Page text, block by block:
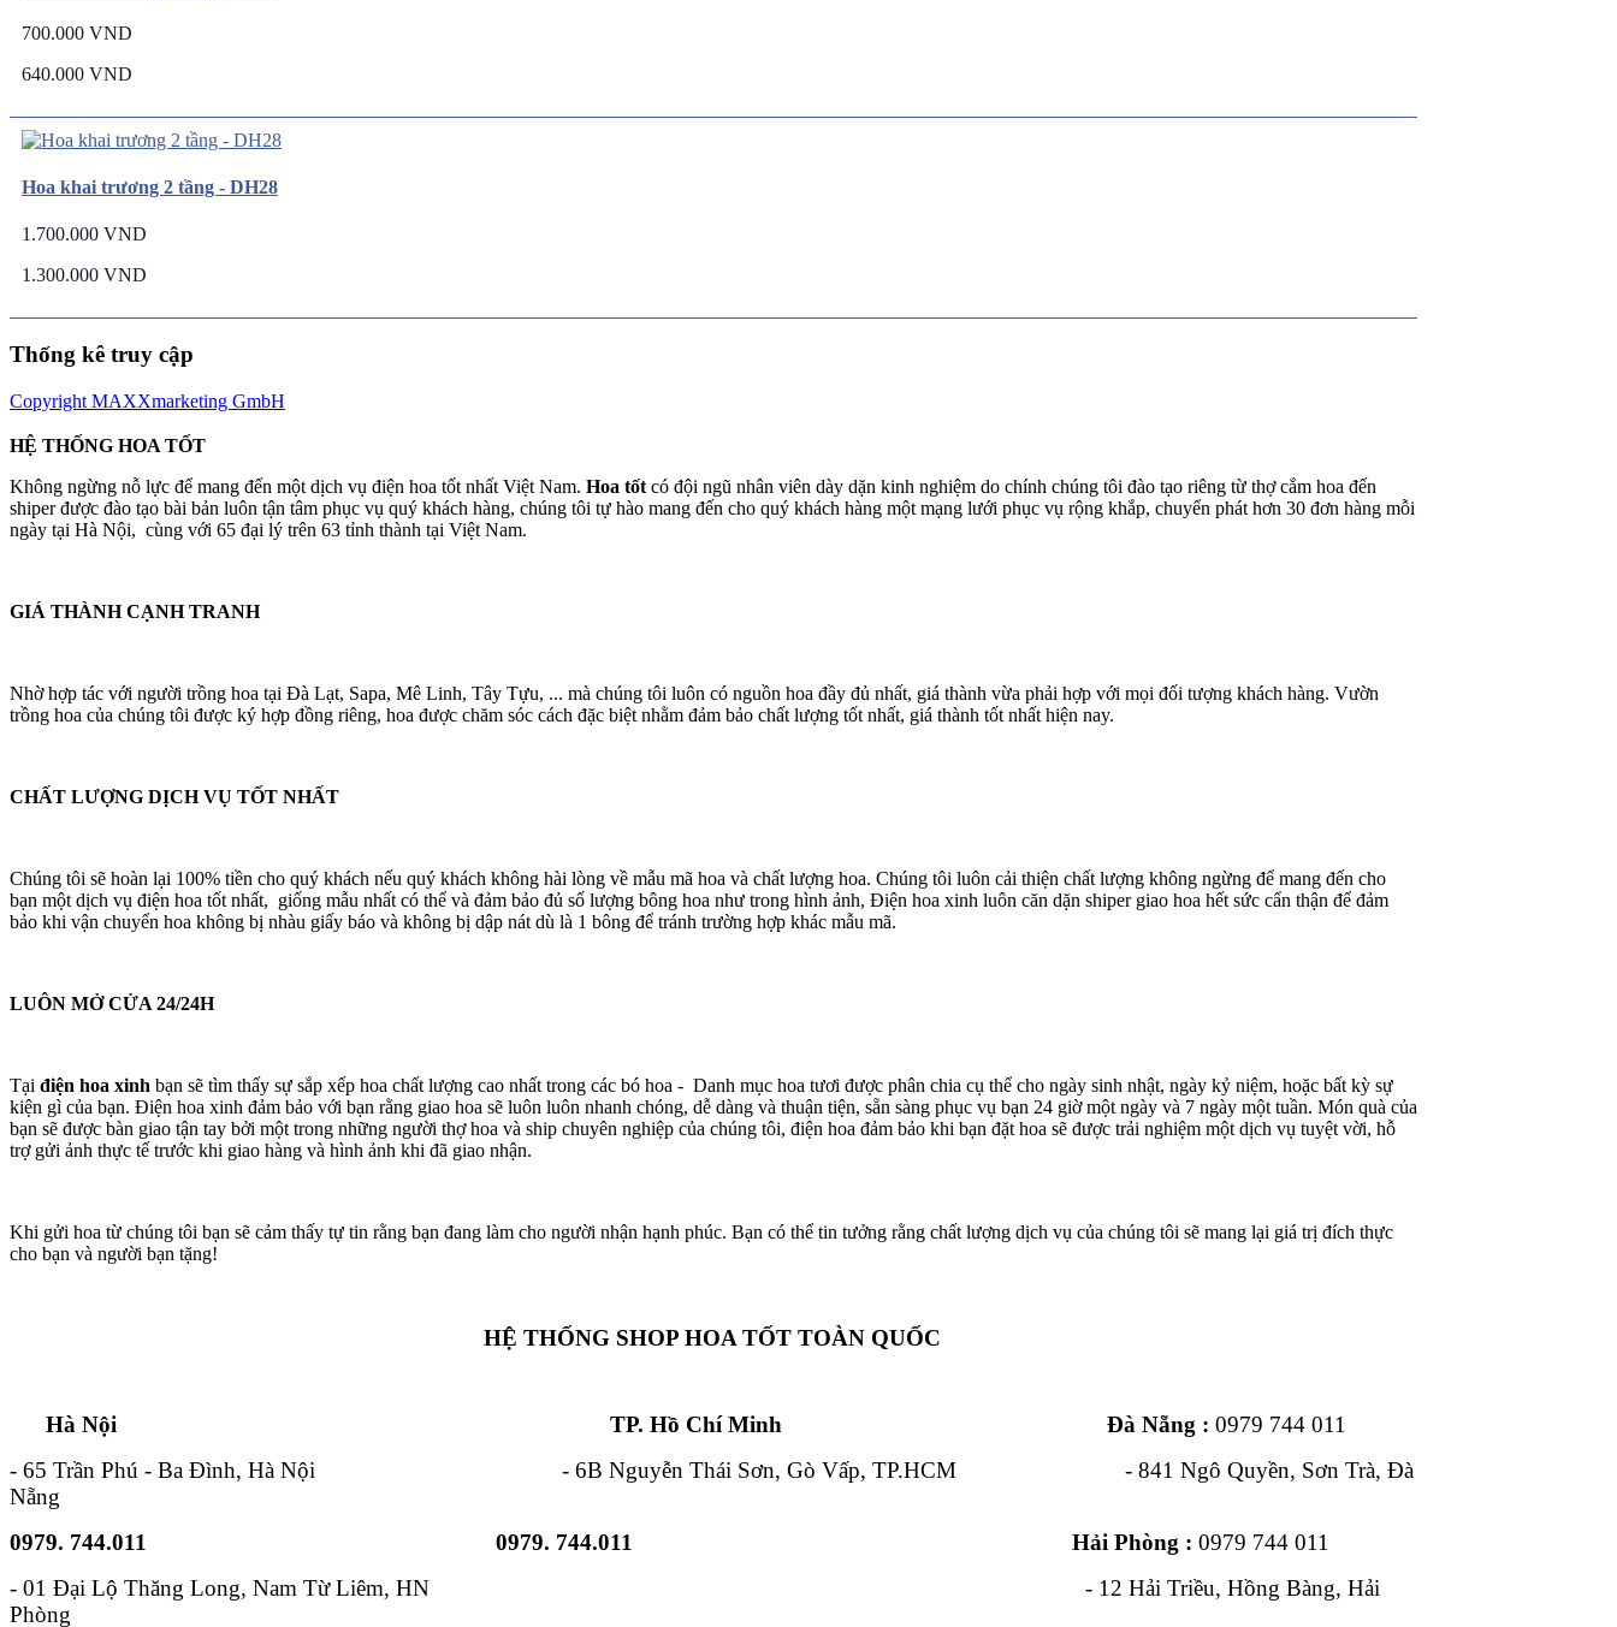
700.000 VND
640.000 VND
Hoa khai trương 2 tầng - DH28
1.700.000 VND
1.300.000 VND
Thống kê truy cập
Copyright MAXXmarketing GmbH
HỆ THỐNG HOA TỐT
Không ngừng nỗ lực để mang đến một dịch vụ điện hoa tốt nhất Việt Nam. Hoa tốt có đội ngũ nhân viên dày dặn kinh nghiệm do chính chúng tôi đào tạo riêng từ thợ cắm hoa đến
shiper được đào tạo bài bản luôn tận tâm phục vụ quý khách hàng, chúng tôi tự hào mang đến cho quý khách hàng một mạng lưới phục vụ rộng khắp, chuyển phát hơn 30 đơn hàng mỗi
ngày tại Hà Nội, cùng với 65 đại lý trên 63 tỉnh thành tại Việt Nam.
GIÁ THÀNH CẠNH TRANH
Nhờ hợp tác với người trồng hoa tại Đà Lạt, Sapa, Mê Linh, Tây Tựu, ... mà chúng tôi luôn có nguồn hoa đầy đủ nhất, giá thành vừa phải hợp với mọi đối tượng khách hàng. Vườn
trồng hoa của chúng tôi được ký hợp đồng riêng, hoa được chăm sóc cách đặc biệt nhằm đảm bảo chất lượng tốt nhất, giá thành tốt nhất hiện nay.
CHẤT LƯỢNG DỊCH VỤ TỐT NHẤT
Chúng tôi sẽ hoàn lại 100% tiền cho quý khách nếu quý khách không hài lòng về mẫu mã hoa và chất lượng hoa. Chúng tôi luôn cải thiện chất lượng không ngừng để mang đến cho
bạn một dịch vụ điện hoa tốt nhất, giống mẫu nhất có thể và đảm bảo đủ số lượng bông hoa như trong hình ảnh, Điện hoa xinh luôn căn dặn shiper giao hoa hết sức cẩn thận để đảm
bảo khi vận chuyển hoa không bị nhàu giấy báo và không bị dập nát dù là 1 bông để tránh trường hợp khác mẫu mã.
LUÔN MỞ CỬA 24/24H
Tại điện hoa xinh bạn sẽ tìm thấy sự sắp xếp hoa chất lượng cao nhất trong các bó hoa - Danh mục hoa tươi được phân chia cụ thể cho ngày sinh nhật, ngày kỷ niệm, hoặc bất kỳ sự
kiện gì của bạn. Điện hoa xinh đảm bảo với bạn rằng giao hoa sẽ luôn luôn nhanh chóng, dễ dàng và thuận tiện, sẵn sàng phục vụ bạn 24 giờ một ngày và 7 ngày một tuần. Món quà của
bạn sẽ được bàn giao tận tay bởi một trong những người thợ hoa và ship chuyên nghiệp của chúng tôi, điện hoa đảm bảo khi bạn đặt hoa sẽ được trải nghiệm một dịch vụ tuyệt vời, hỗ
trợ gửi ảnh thực tế trước khi giao hàng và hình ảnh khi đã giao nhận.
Khi gửi hoa từ chúng tôi bạn sẽ cảm thấy tự tin rằng bạn đang làm cho người nhận hạnh phúc. Bạn có thể tin tưởng rằng chất lượng dịch vụ của chúng tôi sẽ mang lại giá trị đích thực
cho bạn và người bạn tặng!
HỆ THỐNG SHOP HOA TỐT TOÀN QUỐC
Hà Nội TP. Hồ Chí Minh Đà Nẵng : 0979 744 011
- 65 Trần Phú - Ba Đình, Hà Nội - 6B Nguyễn Thái Sơn, Gò Vấp, TP.HCM - 841 Ngô Quyền, Sơn Trà, Đà
Nẵng
0979. 744.011
0979. 744.011 Hải Phòng : 0979 744 011
- 01 Đại Lộ Thăng Long, Nam Từ Liêm, HN - 12 Hải Triều, Hồng Bàng, Hải
Phòng